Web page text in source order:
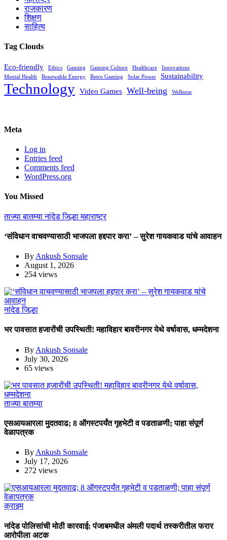
राजकारण
शिक्षण
साहित्य
Tag Clouds
Eco-friendly Ethics Gaming Gaming Culture Healthcare
Innovations
Mental Health
Renewable Energy Retro Gaming Solar Power Sustainability
Technology Video Games Well-being Wellness
Meta
Log in
Entries feed
Comments feed
WordPress.org
You Missed
ताज्या बातम्यानांदेड जिल्हामहाराष्ट्र
‘संविधान वाचवण्यासाठी भाजपला हद्दपार करा’ – सुरेश गायकवाड यांचे आवाहन
By Ankush Sonsale
August 1, 2026
254 views
नांदेड जिल्हा
भर पावसात हजारोंची उपस्थिती! महाविहार बावरीनगर येथे वर्षावास, धम्मदेशना
By Ankush Sonsale
July 30, 2026
65 views
ताज्या बातम्या
एसआयआरला मुदतवाढ; 8 ऑगस्टपर्यंत गृहभेटी व पडताळणी; पाहा संपूर्ण
वेळापत्रक
By Ankush Sonsale
July 17, 2026
272 views
क्राइम
नांदेड पोलिसांची मोठी कारवाई: पंजाबमधील अंमली पदार्थ तस्करीतील फरार
आरोपीला अटक